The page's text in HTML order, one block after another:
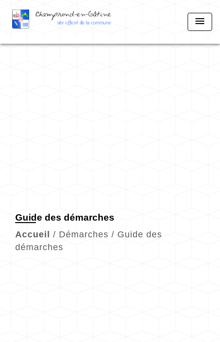
menu
Guide des démarches
Accueil / Démarches / Guide des
démarches